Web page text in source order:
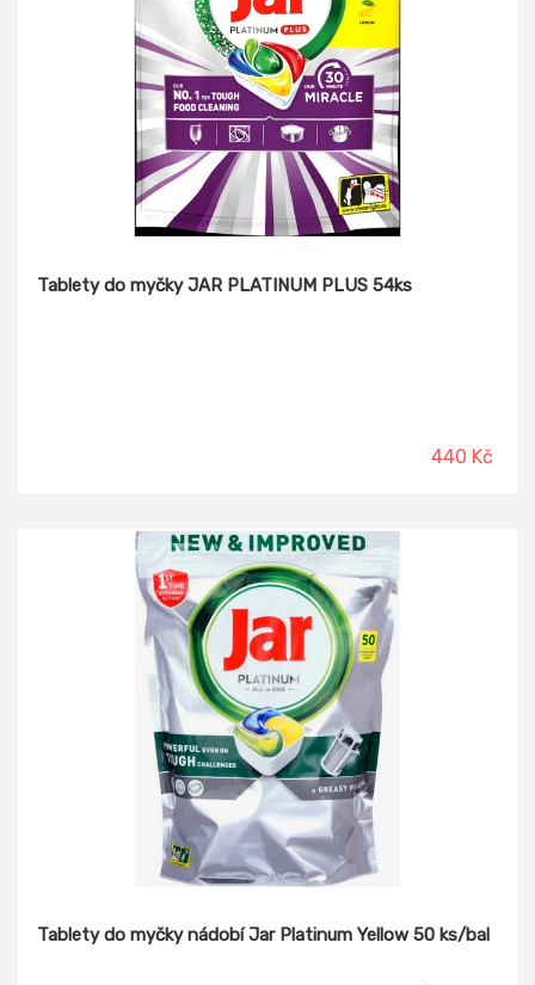
Tablety do myčky JAR PLATINUM PLUS 54ks
440 Kč
Tablety do myčky nádobí Jar Platinum Yellow 50 ks/bal